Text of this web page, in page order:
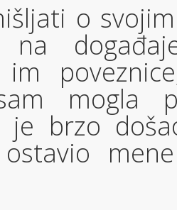
o
na
im
mogla
je brzo